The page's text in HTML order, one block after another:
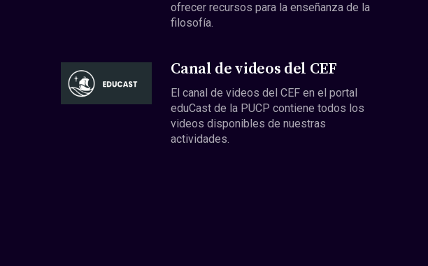
ofrecer recursos para la enseñanza de la
filosofía.
Canal de videos del CEF
El canal de videos del CEF en el portal
eduCast de la PUCP contiene todos los
videos disponibles de nuestras
actividades.